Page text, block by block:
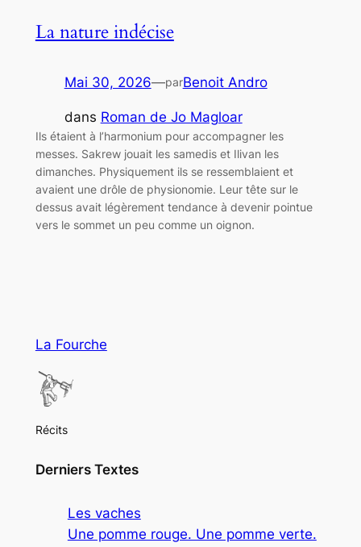
La nature indécise
Mai 30, 2026—parBenoit Andro
dans Roman de Jo Magloar
Ils étaient à l’harmonium pour accompagner les
messes. Sakrew jouait les samedis et Ilivan les
dimanches. Physiquement ils se ressemblaient et
avaient une drôle de physionomie. Leur tête sur le
dessus avait légèrement tendance à devenir pointue
vers le sommet un peu comme un oignon.
La Fourche
Récits
Derniers Textes
Les vaches
Une pomme rouge. Une pomme verte.